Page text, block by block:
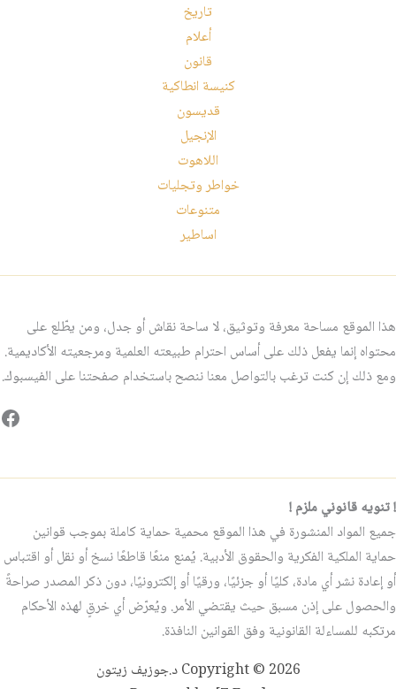
تاريخ
أعلام
قانون
كنيسة انطاكية
قديسون
الإنجيل
اللاهوت
خواطر وتجليات
متنوعات
اساطير
هذا الموقع مساحة معرفة وتوثيق، لا ساحة نقاش أو جدل، ومن يطّلع على
محتواه إنما يفعل ذلك على أساس احترام طبيعته العلمية ومرجعيته الأكاديمية.
ومع ذلك إن كنت ترغب بالتواصل معنا ننصح باستخدام صفحتنا على الفيسبوك.
! تنويه قانوني ملزم !
جميع المواد المنشورة في هذا الموقع محمية حماية كاملة بموجب قوانين
حماية الملكية الفكرية والحقوق الأدبية. يُمنع منعًا قاطعًا نسخ أو نقل أو اقتباس
أو إعادة نشر أي مادة، كليًا أو جزئيًا، ورقيًا أو إلكترونيًا، دون ذكر المصدر صراحةً
والحصول على إذن مسبق حيث يقتضي الأمر. ويُعرّض أي خرقٍ لهذه الأحكام
مرتكبه للمساءلة القانونية وفق القوانين النافذة.
Copyright © 2026 د.جوزيف زيتون